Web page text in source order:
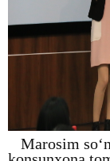
Marosim